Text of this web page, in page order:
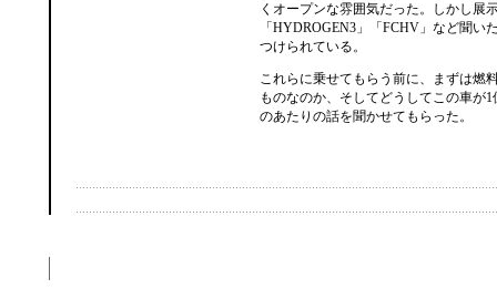
くオープンな雰囲気だった。しかし展
「HYDROGEN3」「FCHV」など聞い
つけられている。
これらに乗せてもらう前に、まずは燃
ものなのか、そしてどうしてこの車が
のあたりの話を聞かせてもらった。